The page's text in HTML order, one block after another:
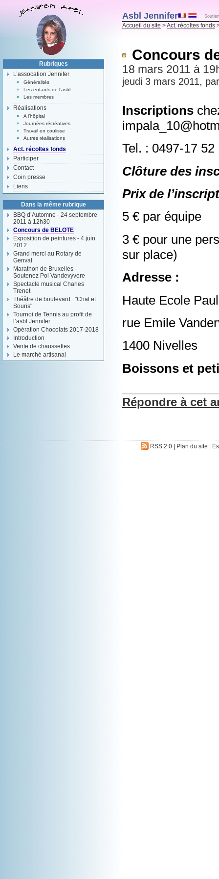
Asbl Jennifer
Accueil du site >Act. récoltes fonds
Concours
18 mars 2011 à
jeudi 3 mars 2011,
Inscriptions
Tel. : 0497-17 52
Clôture des
Prix de
5 € par équipe
3 € pour une
sur place)
Adresse :
Haute Ecole
rue Emile
1400 Nivelles
Boissons et
Répondre à cet
Rubriques
L’assocation Jennifer
Généralités
Les enfants de l’asbl
Les membres
Réalisations
A l’hôpital
Journées récréatives
Travail en coulisse
Autres réalisations
Act. récoltes fonds
Participer
Contact
Coin presse
Liens
Dans la même rubrique
BBQ d’Automne - 24 septembre
2011 à 12h30
Concours de BELOTE
Exposition de peintures - 4 juin
2012
Grand merci au Rotary de
Genval
Marathon de Bruxelles -
Soutenez Pol Vandevyvere
Spectacle musical Charles
Trenet
Théâtre de boulevard : "Chat et
Souris"
Tournoi de Tennis au profit de
l’asbl Jennifer
Opération Chocolats 2017-2018
Introduction
Vente de chaussettes
Le marché artisanal
RSS 2.0| Plan du site |